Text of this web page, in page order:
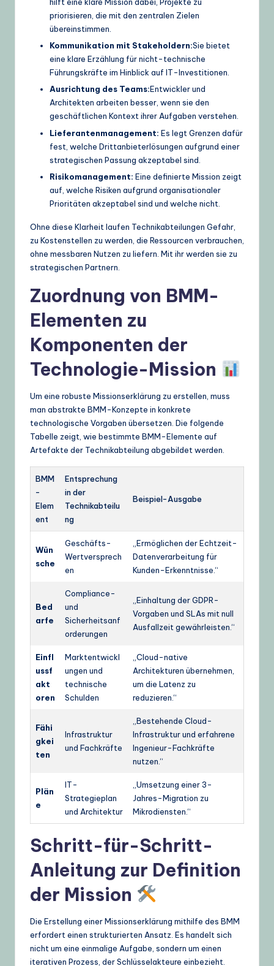
hilft eine klare Mission dabei, Projekte zu
priorisieren, die mit den zentralen Zielen
übereinstimmen.
Kommunikation mit Stakeholdern:Sie bietet
eine klare Erzählung für nicht-technische
Führungskräfte im Hinblick auf IT-Investitionen.
Ausrichtung des Teams:Entwickler und
Architekten arbeiten besser, wenn sie den
geschäftlichen Kontext ihrer Aufgaben verstehen.
Lieferantenmanagement: Es legt Grenzen dafür
fest, welche Drittanbieterlösungen aufgrund einer
strategischen Passung akzeptabel sind.
Risikomanagement: Eine definierte Mission zeigt
auf, welche Risiken aufgrund organisationaler
Prioritäten akzeptabel sind und welche nicht.
Ohne diese Klarheit laufen Technikabteilungen Gefahr,
zu Kostenstellen zu werden, die Ressourcen verbrauchen,
ohne messbaren Nutzen zu liefern. Mit ihr werden sie zu
strategischen Partnern.
Zuordnung von BMM-
Elementen zu
Komponenten der
Technologie-Mission
Um eine robuste Missionserklärung zu erstellen, muss
man abstrakte BMM-Konzepte in konkrete
technologische Vorgaben übersetzen. Die folgende
Tabelle zeigt, wie bestimmte BMM-Elemente auf
Artefakte der Technikabteilung abgebildet werden.
BMM
-
Elem
ent
Entsprechung
in der
Technikabteilu
ng
Beispiel-Ausgabe
Wün
sche
Geschäfts-
Wertversprech
en
„Ermöglichen der Echtzeit-
Datenverarbeitung für
Kunden-Erkenntnisse.“
Bed
arfe
Compliance-
und
Sicherheitsanf
orderungen
„Einhaltung der GDPR-
Vorgaben und SLAs mit null
Ausfallzeit gewährleisten.“
Einfl
ussf
akt
oren
Marktentwickl
ungen und
technische
Schulden
„Cloud-native
Architekturen übernehmen,
um die Latenz zu
reduzieren.“
Fähi
gkei
ten
Infrastruktur
und Fachkräfte
„Bestehende Cloud-
Infrastruktur und erfahrene
Ingenieur-Fachkräfte
nutzen.“
Plän
e
IT-
Strategieplan
und Architektur
„Umsetzung einer 3-
Jahres-Migration zu
Mikrodiensten.“
Schritt-für-Schritt-
Anleitung zur Definition
der Mission
Die Erstellung einer Missionserklärung mithilfe des BMM
erfordert einen strukturierten Ansatz. Es handelt sich
nicht um eine einmalige Aufgabe, sondern um einen
iterativen Prozess, der Schlüsselakteure einbezieht.